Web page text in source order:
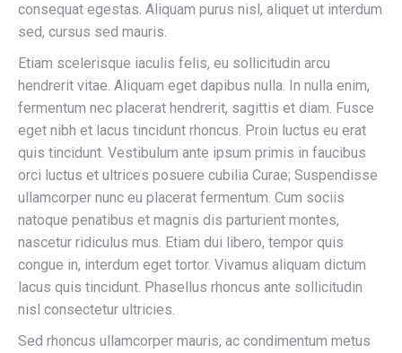
consequat egestas. Aliquam purus nisl, aliquet ut interdum
sed, cursus sed mauris.
Etiam scelerisque iaculis felis, eu sollicitudin arcu
hendrerit vitae. Aliquam eget dapibus nulla. In nulla enim,
fermentum nec placerat hendrerit, sagittis et diam. Fusce
eget nibh et lacus tincidunt rhoncus. Proin luctus eu erat
quis tincidunt. Vestibulum ante ipsum primis in faucibus
orci luctus et ultrices posuere cubilia Curae; Suspendisse
ullamcorper nunc eu placerat fermentum. Cum sociis
natoque penatibus et magnis dis parturient montes,
nascetur ridiculus mus. Etiam dui libero, tempor quis
congue in, interdum eget tortor. Vivamus aliquam dictum
lacus quis tincidunt. Phasellus rhoncus ante sollicitudin
nisl consectetur ultricies.
Sed rhoncus ullamcorper mauris, ac condimentum metus